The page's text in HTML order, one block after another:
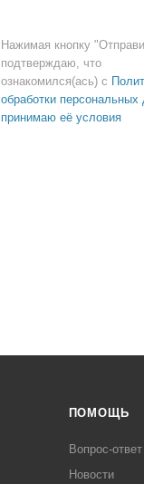
Нажимая кнопку
подтверждаю, что
ознакомился(ась) с
обработки персональных
принимаю её условия
ПОМОЩЬ
Вопрос-ответ
Новости